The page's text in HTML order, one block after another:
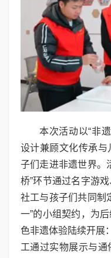
本次活动以“非
设计兼顾文化传承
子们走进非遗世界。
桥”环节通过名字游
社工与孩子们共同制
一”的小组契约，为
色非遗体验陆续开展
工通过实物展示与